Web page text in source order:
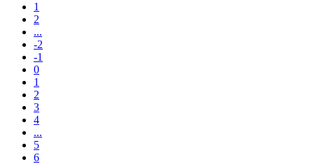
1
2
...
-2
-1
0
1
2
3
4
...
5
6